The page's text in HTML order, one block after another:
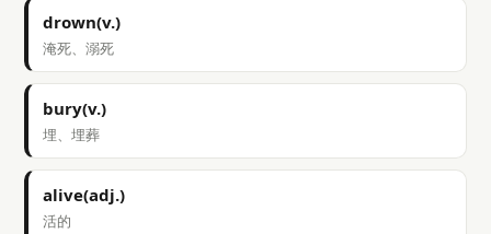
drown(v.)
淹死、溺死
bury(v.)
埋、埋葬
alive(adj.)
活的